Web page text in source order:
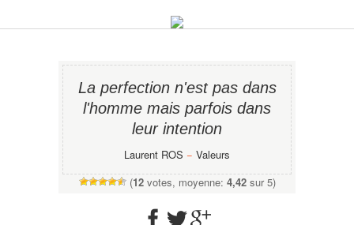
La perfection n'est pas dans
l'homme mais parfois dans
leur intention
Laurent ROS − Valeurs
(12votes, moyenne: 4,42sur 5)